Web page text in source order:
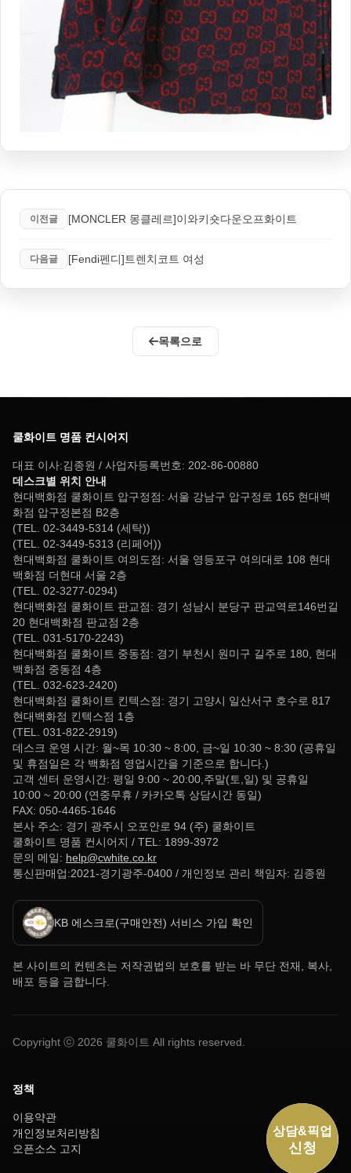
이전글 [MONCLER 몽클레르]이와키숏다운오프화이트
다음글 [Fendi펜디]트렌치코트 여성
목록으로
쿨화이트 명품 컨시어지
대표 이사:김종원 / 사업자등록번호: 202-86-00880
데스크별 위치 안내
현대백화점 쿨화이트 압구정점: 서울 강남구 압구정로 165 현대백
화점 압구정본점 B2층
(TEL. 02-3449-5314 (세탁))
(TEL. 02-3449-5313 (리페어))
현대백화점 쿨화이트 여의도점: 서울 영등포구 여의대로 108 현대
백화점 더현대 서울 2층
(TEL. 02-3277-0294)
현대백화점 쿨화이트 판교점: 경기 성남시 분당구 판교역로146번길
20 현대백화점 판교점 2층
(TEL. 031-5170-2243)
현대백화점 쿨화이트 중동점: 경기 부천시 원미구 길주로 180, 현대
백화점 중동점 4층
(TEL. 032-623-2420)
현대백화점 쿨화이트 킨텍스점: 경기 고양시 일산서구 호수로 817
현대백화점 킨텍스점 1층
(TEL. 031-822-2919)
데스크 운영 시간: 월~목 10:30 ~ 8:00, 금~일 10:30 ~ 8:30 (공휴일
및 휴점일은 각 백화점 영업시간을 기준으로 합니다.)
고객 센터 운영시간: 평일 9:00 ~ 20:00,주말(토,일) 및 공휴일
10:00 ~ 20:00 (연중무휴 / 카카오톡 상담시간 동일)
FAX: 050-4465-1646
본사 주소: 경기 광주시 오포안로 94 (주) 쿨화이트
쿨화이트 명품 컨시어지 / TEL: 1899-3972
문의 메일: help@cwhite.co.kr
통신판매업:2021-경기광주-0400 / 개인정보 관리 책임자: 김종원
KB 에스크로(구매안전) 서비스 가입 확인
본 사이트의 컨텐츠는 저작권법의 보호를 받는 바 무단 전재, 복사,
배포 등을 금합니다.
Copyright ⓒ 2026 쿨화이트 All rights reserved.
정책
이용약관
개인정보처리방침
오픈소스 고지